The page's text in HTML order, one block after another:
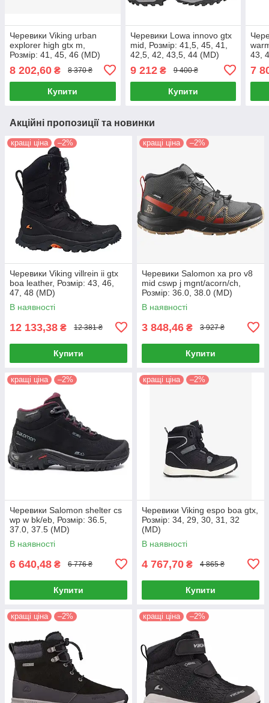
Черевики Viking urban
explorer high gtx m,
Розмір: 41, 45, 46 (MD)
8 202,60 ₴ 8 370 ₴
Купити
Черевики Lowa innovo gtx
mid, Розмір: 41,5, 45, 41,
42,5, 42, 43,5, 44 (MD)
9 212₴ 9 400 ₴
Купити
43,
7
Акційні пропозиції та новинки
кращі ціна –2%
Черевики Viking villrein ii gtx
boa leather, Розмір: 43, 46,
47, 48 (MD)
В наявності
12 133,38 ₴ 12 381 ₴
Купити
кращі ціна –2%
Черевики Salomon xa pro v8
mid cswp j mgnt/acorn/ch,
Розмір: 36.0, 38.0 (MD)
В наявності
3 848,46 ₴ 3 927 ₴
Купити
кращі ціна –2%
Черевики Salomon shelter cs
wp w bk/eb, Розмір: 36.5,
37.0, 37.5 (MD)
В наявності
6 640,48 ₴ 6 776 ₴
Купити
кращі ціна –2%
Черевики Viking espo boa gtx,
Розмір: 34, 29, 30, 31, 32
(MD)
В наявності
4 767,70 ₴ 4 865 ₴
Купити
кращі ціна –2% кращі ціна –2%